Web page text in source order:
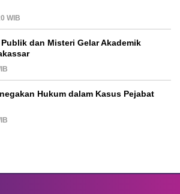
WIB
dan Misteri Gelar Akademik
Hukum dalam Kasus Pejabat